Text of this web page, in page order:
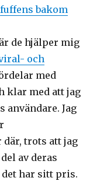
fuffens bakom
de hjälper mig
och
med
klar med att jag
användare. Jag
trots att jag
av deras
det har sitt pris.